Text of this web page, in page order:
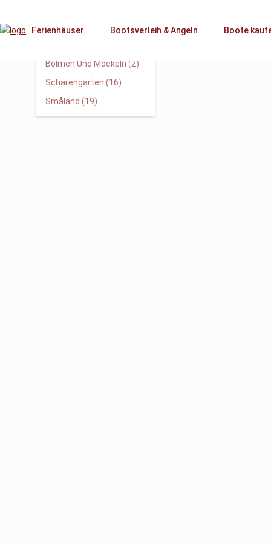
Ferienhäuser Bootsverleih & Angeln Boote
Alle Häuser (74)
Bolmen Und Möckeln (2)
Schärengarten (16)
Småland (19)
Tiken Und Mien (14)
Mehr Suchoptionen